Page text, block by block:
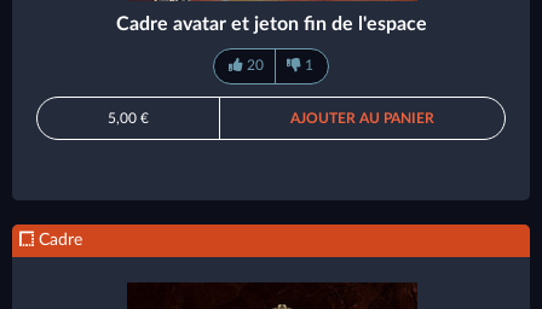
Cadre avatar et jeton fin de l'espace
20 1
5,00 € AJOUTER AU PANIER
Cadre